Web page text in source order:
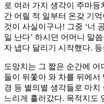
로 여러 가지 생각이 주마등
간 어릴 적 일부터 온갖 기
것이 사실이구나! 그중 ‘너
일 난다’ 하시던 어머니 말
자 냅다 달리기 시작했다.
도망치는 그 짧은 순간에
들이 뒤쫓아 와 차를 뒤에
경 등 별의별 생각들로 마
느리게 흘러갔다. 목적지도